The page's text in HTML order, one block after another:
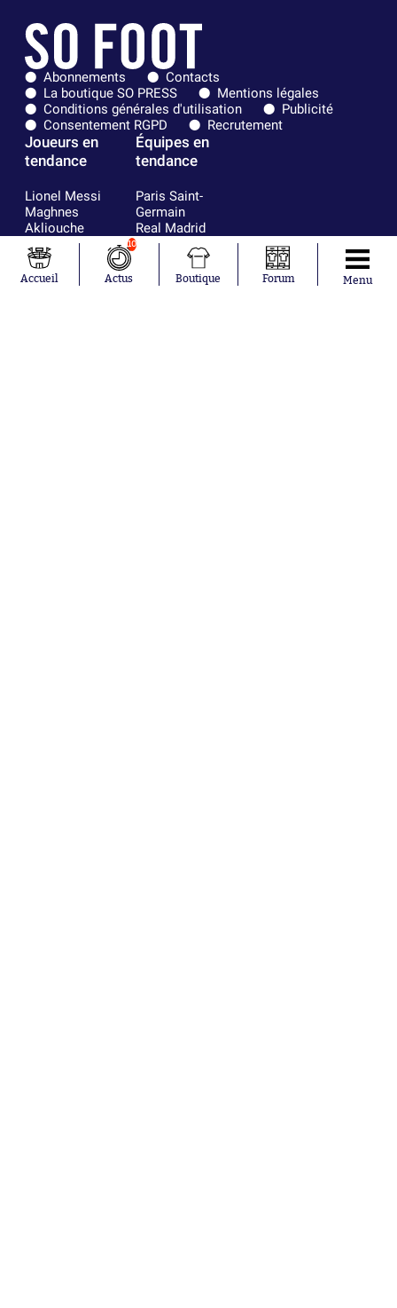
Abonnements
Contacts
La boutique SO PRESS
Mentions légales
Conditions générales d'utilisation
Publicité
Consentement RGPD
Recrutement
Joueurs en
tendance
Lionel Messi
Maghnes
Akliouche
Mohamed
Salah
Neymar
Équipes en
tendance
Paris Saint-
Germain
Real Madrid
Olympique de
Marseille
Accueil
10
Actus Boutique Forum Menu